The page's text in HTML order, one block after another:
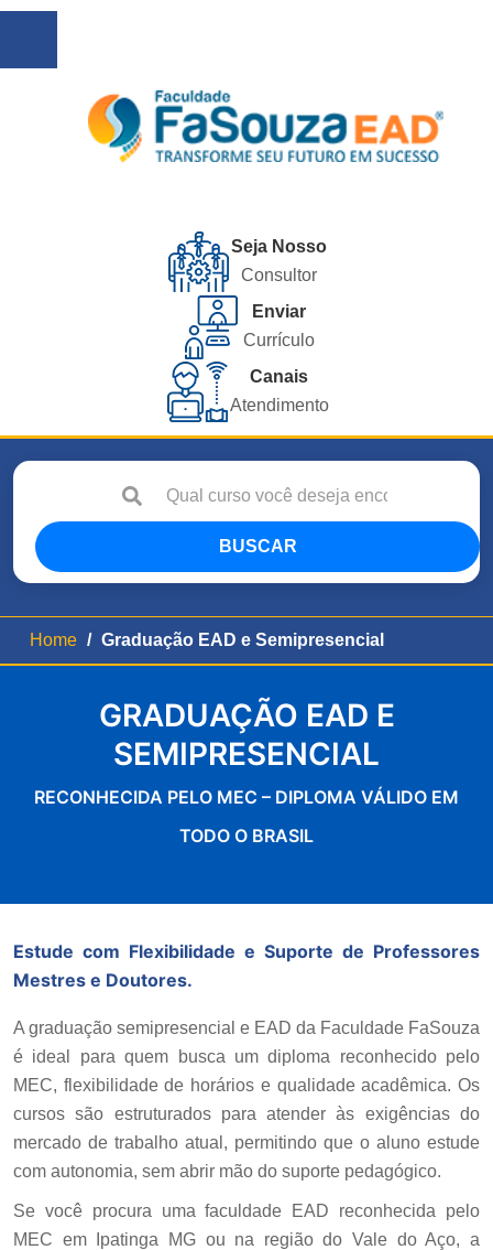
Seja Nosso
Consultor
Enviar
Currículo
Canais
Atendimento
BUSCAR
Home Graduação EAD e Semipresencial
GRADUAÇÃO EAD E
SEMIPRESENCIAL
RECONHECIDA PELO MEC – DIPLOMA VÁLIDO EM
TODO O BRASIL
Estude com Flexibilidade e Suporte de Professores
Mestres e Doutores.
A graduação semipresencial e EAD da Faculdade FaSouza
é ideal para quem busca um diploma reconhecido pelo
MEC, flexibilidade de horários e qualidade acadêmica. Os
cursos são estruturados para atender às exigências do
mercado de trabalho atual, permitindo que o aluno estude
com autonomia, sem abrir mão do suporte pedagógico.
Se você procura uma faculdade EAD reconhecida pelo
MEC em Ipatinga MG ou na região do Vale do Aço, a